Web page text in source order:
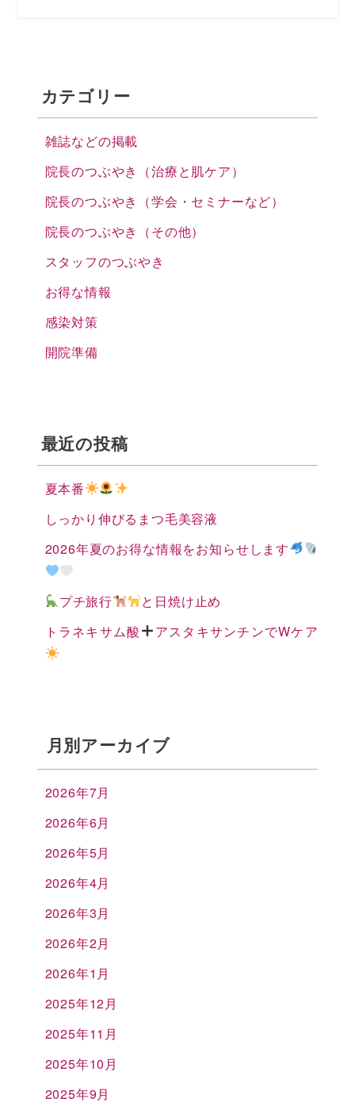
カテゴリー
雑誌などの掲載
院長のつぶやき（治療と肌ケア）
院長のつぶやき（学会・セミナーなど）
院長のつぶやき（その他）
スタッフのつぶやき
お得な情報
感染対策
開院準備
最近の投稿
夏本番
しっかり伸びるまつ毛美容液
2026年夏のお得な情報をお知らせします
プチ旅行
と日焼け止め
トラネキサム酸
アスタキサンチンでWケア
月別アーカイブ
2026年7月
2026年6月
2026年5月
2026年4月
2026年3月
2026年2月
2026年1月
2025年12月
2025年11月
2025年10月
2025年9月